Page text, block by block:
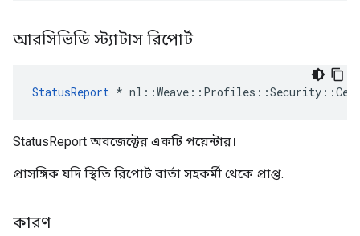
আরসিভিডি স্ট্যাটাস রিপোর্ট
StatusReport *
StatusReport অবজেক্টের একটি পয়েন্টার।
প্রাসঙ্গিক যদি স্থিতি রিপোর্ট বার্তা সহকর্মী থেকে প্রাপ্ত.
কারণ